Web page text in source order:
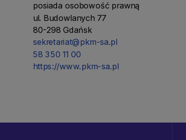
posiada osobowość prawną
ul. Budowlanych 77
80-298 Gdańsk
sekretariat@pkm-sa.pl
58 350 11 00
https://www.pkm-sa.pl